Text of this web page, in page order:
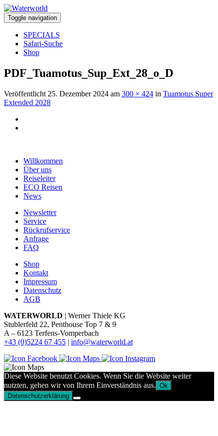
Toggle navigation
SPECIALS
Safari-Suche
Shop
PDF_Tuamotus_Sup_Ext_28_o_D
Veröffentlicht 25. Dezember 2024 am 300 × 424 in Tuamotus Super
Extended 2028
Willkommen
Über uns
Reiseleiter
ECO Reisen
News
Newsletter
Service
Rückrufservice
Anfrage
FAQ
Shop
Kontakt
Impressum
Datenschutz
AGB
WATERWORLD | Werner Thiele KG
Stublerfeld 22, Penthouse Top 7 & 9
A – 6123 Terfens-Vomperbach
+43 (0)5224 67 455 | info@waterworld.at
Diese Website benutzt Cookies. Wenn Sie die Website weiter
nutzten, gehen wir von Ihrem Einverständnis aus. Ok
Datenschutzerklärung